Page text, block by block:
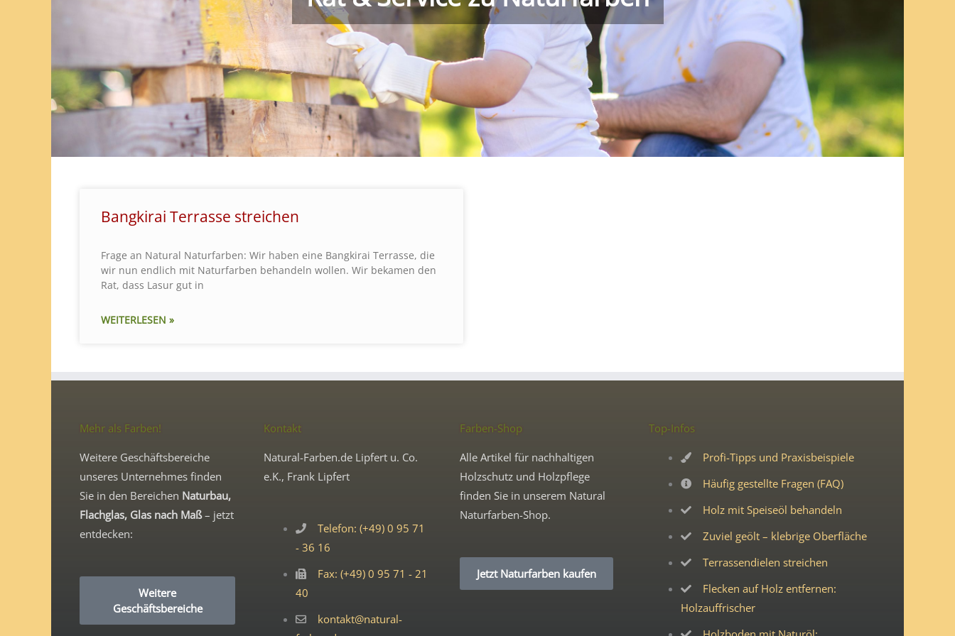
Bangkirai Terrasse streichen
Frage an Natural Naturfarben: Wir haben eine Bangkirai Terrasse, die
wir nun endlich mit Naturfarben behandeln wollen. Wir bekamen den
Rat, dass Lasur gut in
WEITERLESEN »
Mehr als Farben!
Weitere Geschäftsbereiche
unseres Unternehmes finden
Sie in den Bereichen Naturbau,
Flachglas, Glas nach Maß– jetzt
entdecken:
Weitere
Geschäftsbereiche
Kontakt
Natural-Farben.de Lipfert u. Co.
e.K., Frank Lipfert
Telefon: (+49) 0 95 71
- 36 16
Fax: (+49) 0 95 71 - 21
40
kontakt@natural-
Farben-Shop
Alle Artikel für nachhaltigen
Holzschutz und Holzpflege
finden Sie in unserem Natural
Naturfarben-Shop.
Jetzt Naturfarben kaufen
Top-Infos
Profi-Tipps und Praxisbeispiele
Häufig gestellte Fragen (FAQ)
Holz mit Speiseöl behandeln
Zuviel geölt – klebrige Oberfläche
Terrassendielen streichen
Flecken auf Holz entfernen:
Holzauffrischer